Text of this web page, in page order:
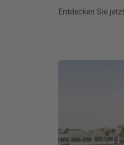
Entdecken Sie